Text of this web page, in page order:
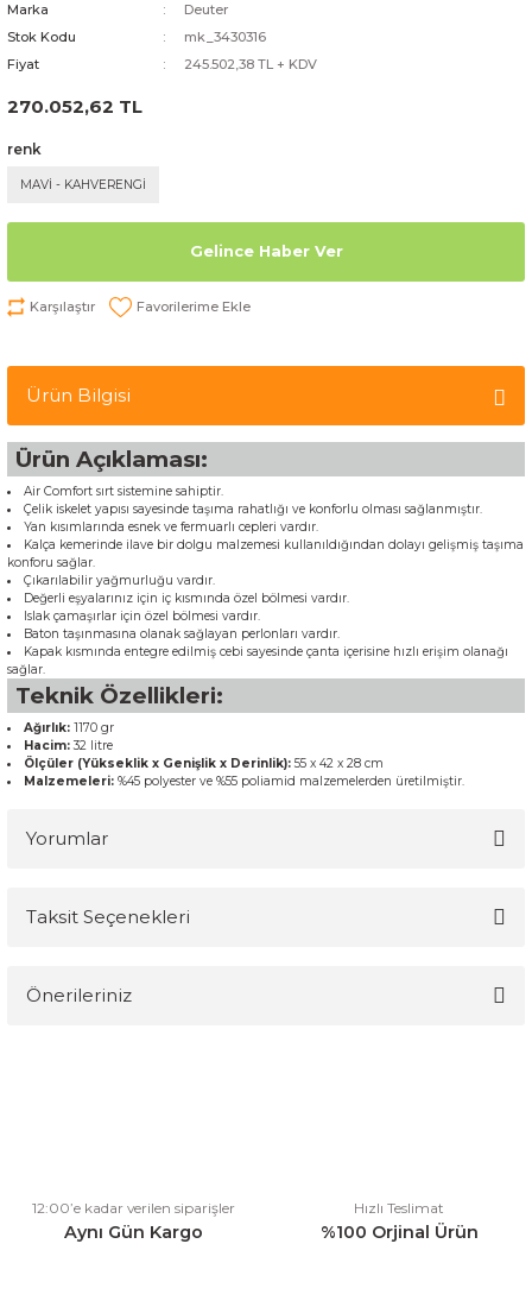
Marka
Deuter
Stok Kodu
mk_3430316
Fiyat
245.502,38 TL + KDV
270.052,62 TL
renk
MAVİ - KAHVERENGİ
Gelince Haber Ver
Karşılaştır
Ürün Bilgisi
Ürün Açıklaması:
Air Comfort sırt sistemine sahiptir.
Çelik iskelet yapısı sayesinde taşıma rahatlığı ve konforlu olması sağlanmıştır.
Yan kısımlarında esnek ve fermuarlı cepleri vardır.
Kalça kemerinde ilave bir dolgu malzemesi kullanıldığından dolayı gelişmiş taşıma
konforu sağlar.
Çıkarılabilir yağmurluğu vardır.
Değerli eşyalarınız için iç kısmında özel bölmesi vardır.
Islak çamaşırlar için özel bölmesi vardır.
Baton taşınmasına olanak sağlayan perlonları vardır.
Kapak kısmında entegre edilmiş cebi sayesinde çanta içerisine hızlı erişim olanağı
sağlar.
Teknik Özellikleri:
Ağırlık: 1170 gr
Hacim:32 litre
Ölçüler (Yükseklik x Genişlik x Derinlik): 55 x 42 x 28 cm
Malzemeleri: %45 polyester ve %55 poliamid malzemelerden üretilmiştir.
Yorumlar
Taksit Seçenekleri
Önerileriniz
Ürün açıklamasında eksik bilgiler bulunuyor.
Ürün bilgilerinde hatalar bulunuyor.
12:00’e kadar verilen siparişler
Aynı Gün Kargo
Hızlı Teslimat
%100 Orjinal Ürün